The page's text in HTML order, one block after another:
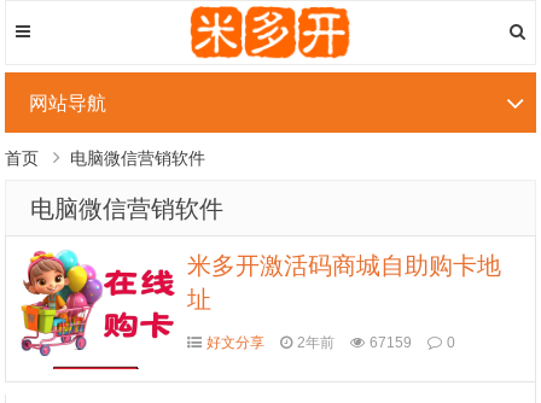
网站导航
首页 电脑微信营销软件
电脑微信营销软件
米多开激活码商城自助购卡地
址
好文分享 2年前 67159 0